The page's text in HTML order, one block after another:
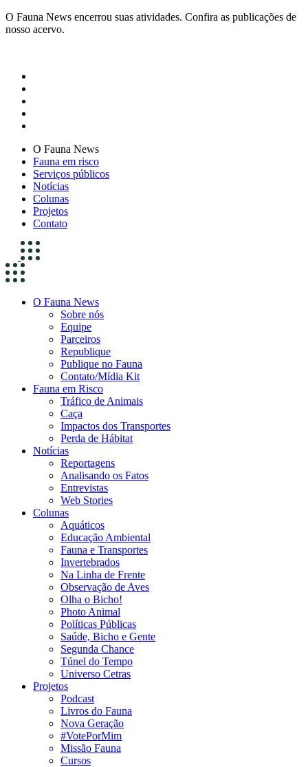
O Fauna News encerrou suas atividades. Confira as publicações de
nosso acervo.
O Fauna News
Fauna em risco
Serviços públicos
Notícias
Colunas
Projetos
Contato
O Fauna News
Sobre nós
Equipe
Parceiros
Republique
Publique no Fauna
Contato/Mídia Kit
Fauna em Risco
Tráfico de Animais
Caça
Impactos dos Transportes
Perda de Hábitat
Notícias
Reportagens
Analisando os Fatos
Entrevistas
Web Stories
Colunas
Aquáticos
Educação Ambiental
Fauna e Transportes
Invertebrados
Na Linha de Frente
Observação de Aves
Olha o Bicho!
Photo Animal
Políticas Públicas
Saúde, Bicho e Gente
Segunda Chance
Túnel do Tempo
Universo Cetras
Projetos
Podcast
Livros do Fauna
Nova Geração
#VotePorMim
Missão Fauna
Cursos